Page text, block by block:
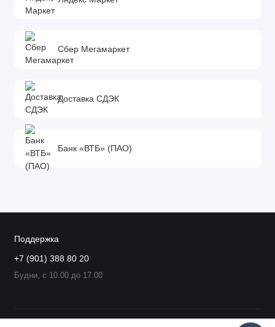
Сбер Мегамаркет
Доставка СДЭК
Банк «ВТБ» (ПАО)
Поддержка
+7 (901) 388 80 20
Будни, с 10.00 до 17.00